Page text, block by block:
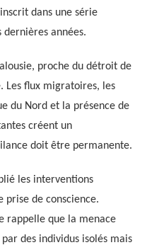
dans une série
dernières années.
proche du détroit de
Les flux migratoires, les
du Nord et la présence de
créent un
doit être permanente.
les interventions
de conscience.
rappelle que la menace
des individus isolés mais